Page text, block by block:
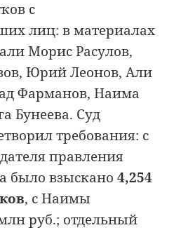
с
лиц: в материалах
Морис Расулов,
Юрий Леонов, Али
Фарманов, Наима
Бунеева. Суд
требования: с
правления
было взыскано4,254
, с Наимы
руб.; отдельный